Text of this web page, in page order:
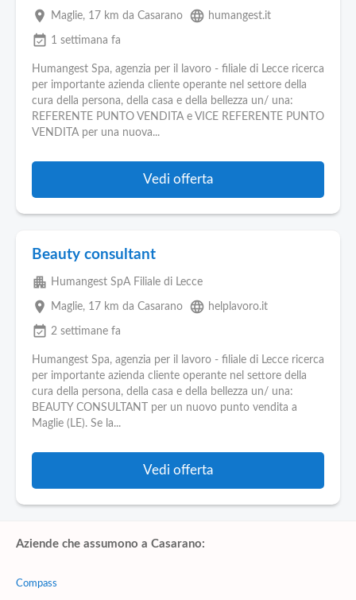
place Maglie, 17 km da Casarano language humangest.it
event_available 1 settimana fa
Humangest Spa, agenzia per il lavoro - filiale di Lecce ricerca
per importante azienda cliente operante nel settore della
cura della persona, della casa e della bellezza un/ una:
REFERENTE PUNTO VENDITA e VICE REFERENTE PUNTO
VENDITA per una nuova...
Vedi offerta
Beauty consultant
apartment Humangest SpA Filiale di Lecce
place Maglie, 17 km da Casarano language helplavoro.it
event_available 2 settimane fa
Humangest Spa, agenzia per il lavoro - filiale di Lecce ricerca
per importante azienda cliente operante nel settore della
cura della persona, della casa e della bellezza un/ una:
BEAUTY CONSULTANT per un nuovo punto vendita a
Maglie (LE). Se la...
Vedi offerta
Aziende che assumono a Casarano:
Compass